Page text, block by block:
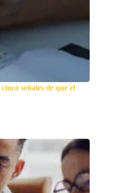
señales de que el